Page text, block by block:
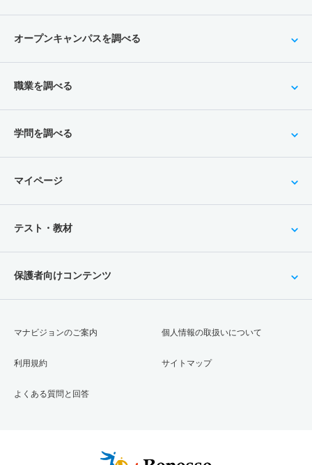
オープンキャンパスを調べる
職業を調べる
学問を調べる
マイページ
テスト・教材
保護者向けコンテンツ
マナビジョンのご案内
利用規約
よくある質問と回答
個人情報の取扱いについて
サイトマップ